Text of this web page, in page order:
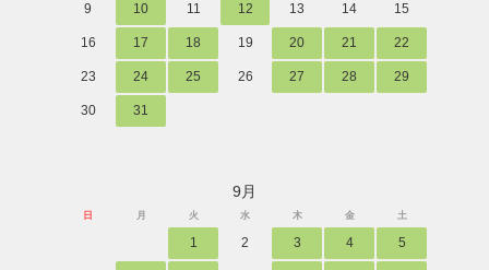
9 10 11 12 13 14 15
16 17 18 19 20 21 22
23 24 25 26 27 28 29
30 31
9月
日 月 火 水 木 金 土
1 2 3 4 5